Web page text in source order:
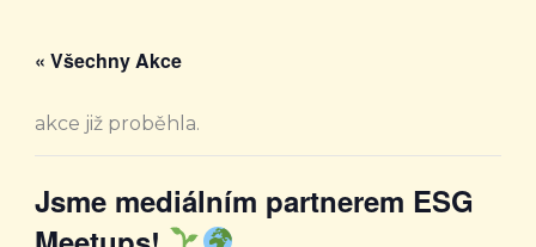
« Všechny Akce
akce již proběhla.
Jsme mediálním partnerem ESG